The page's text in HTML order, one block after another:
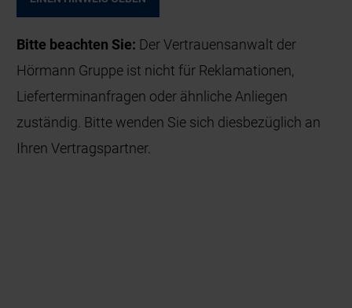
Bitte beachten Sie: Der Vertrauensanwalt der
Hörmann Gruppe ist nicht für Reklamationen,
Lieferterminanfragen oder ähnliche Anliegen
zuständig. Bitte wenden Sie sich diesbezüglich an
Ihren Vertragspartner.